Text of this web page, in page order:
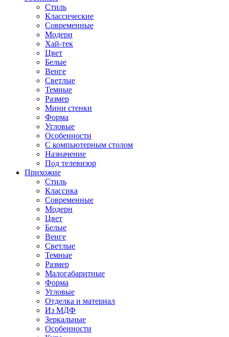
Стиль
Классические
Современные
Модерн
Хай-тек
Цвет
Белые
Венге
Светлые
Темные
Размер
Мини стенки
Форма
Угловые
Особенности
С компьютерным столом
Назначение
Под телевизор
Прихожие
Стиль
Классика
Современные
Модерн
Цвет
Белые
Венге
Светлые
Темные
Размер
Малогабаритные
Форма
Угловые
Отделка и материал
Из МДФ
Зеркальные
Особенности